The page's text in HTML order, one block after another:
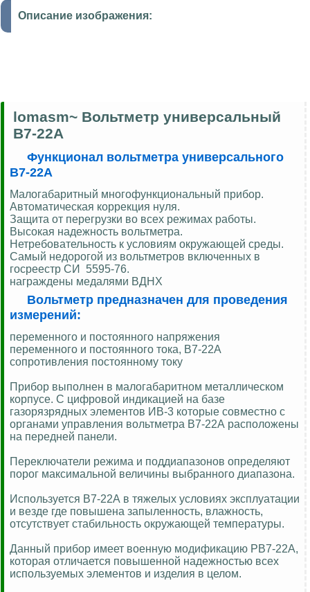
Описание изображения:
lomasm~ Вольтметр универсальный
В7-22А
Функционал вольтметра универсального
В7-22А
Малогабаритный многофункциональный прибор.
Автоматическая коррекция нуля.
Защита от перегрузки во всех режимах работы.
Высокая надежность вольтметра.
Нетребовательность к условиям окружающей среды.
Самый недорогой из вольтметров включенных в
госреестр СИ 5595-76.
награждены медалями ВДНХ
Вольтметр предназначен для проведения
измерений:
переменного и постоянного напряжения
переменного и постоянного тока, В7-22А
сопротивления постоянному току
Прибор выполнен в малогабаритном металлическом
корпусе. С цифровой индикацией на базе
газорязрядных элементов ИВ-3 которые совместно с
органами управления вольтметра В7-22А расположены
на передней панели.
Переключатели режима и поддиапазонов определяют
порог максимальной величины выбранного диапазона.
Используется В7-22А в тяжелых условиях эксплуатации
и везде где повышена запыленность, влажность,
отсутствует стабильность окружающей температуры.
Данный прибор имеет военную модификацию РВ7-22А,
которая отличается повышенной надежностью всех
используемых элементов и изделия в целом.